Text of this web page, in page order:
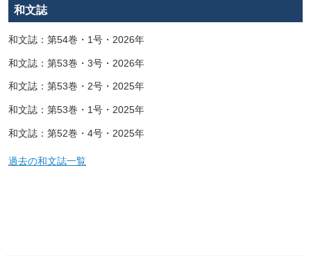
和文誌
和文誌：第54巻・1号・2026年
和文誌：第53巻・3号・2026年
和文誌：第53巻・2号・2025年
和文誌：第53巻・1号・2025年
和文誌：第52巻・4号・2025年
過去の和文誌一覧